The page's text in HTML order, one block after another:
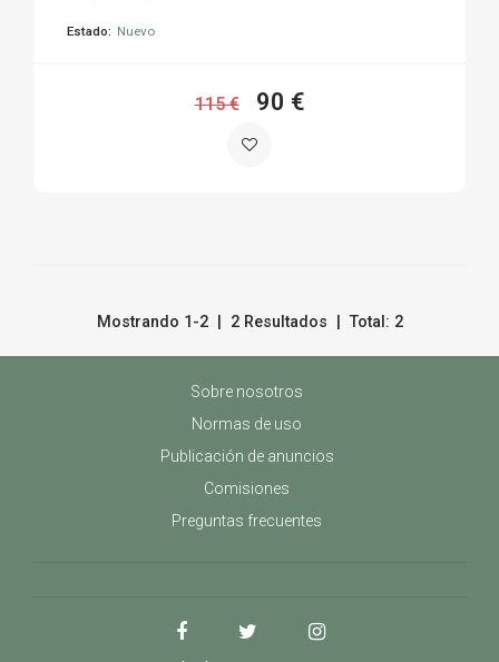
Estado: Nuevo
115 € 90 €
Mostrando 1-2 | 2 Resultados | Total: 2
Sobre nosotros
Normas de uso
Publicación de anuncios
Comisiones
Preguntas frecuentes